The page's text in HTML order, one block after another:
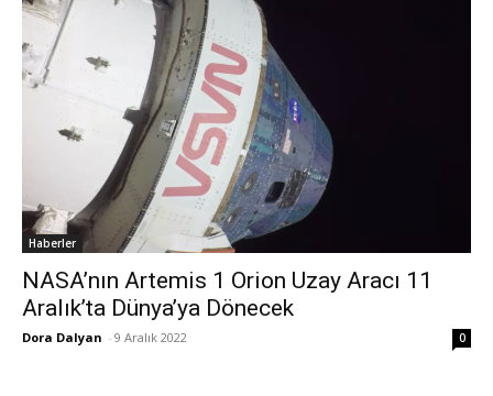
Haberler
NASA’nın Artemis 1 Orion Uzay Aracı 11
Aralık’ta Dünya’ya Dönecek
Dora Dalyan - 9 Aralık 2022 0